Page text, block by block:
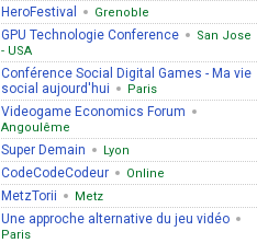
HeroFestival
Grenoble
GPU Technologie Conference
San Jose
- USA
Conférence Social Digital Games - Ma vie
social aujourd'hui
Paris
Videogame Economics Forum
Angoulême
Super Demain
Lyon
CodeCodeCodeur
Online
MetzTorii
Metz
Une approche alternative du jeu vidéo
Paris